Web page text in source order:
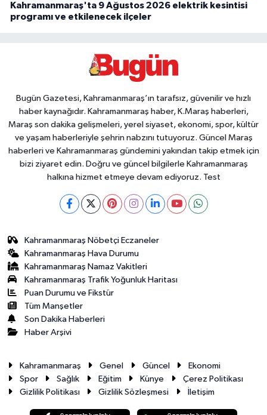
Kahramanmaraş'ta 9 Ağustos 2026 elektrik kesintisi
programı ve etkilenecek ilçeler
Bugün Gazetesi, Kahramanmaraş’ın tarafsız, güvenilir ve hızlı
haber kaynağıdır. Kahramanmaraş haber, K.Maraş haberleri,
Maraş son dakika gelişmeleri, yerel siyaset, ekonomi, spor, kültür
ve yaşam haberleriyle şehrin nabzını tutuyoruz. Güncel Maraş
haberleri ve Kahramanmaraş gündemini yakından takip etmek için
bizi ziyaret edin. Doğru ve güncel bilgilerle Kahramanmaraş
halkına hizmet etmeye devam ediyoruz. Test
Kahramanmaraş Nöbetçi Eczaneler
Kahramanmaraş Hava Durumu
Kahramanmaraş Namaz Vakitleri
Kahramanmaraş Trafik Yoğunluk Haritası
Puan Durumu ve Fikstür
Tüm Manşetler
Son Dakika Haberleri
Haber Arşivi
Kahramanmaraş Genel Güncel
Ekonomi
Spor
Sağlık Eğitim Künye
Çerez Politikası
Gizlilik Politikası
Gizlilik Sözleşmesi İletişim